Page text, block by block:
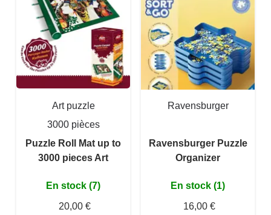
Art puzzle
3000 pièces
Puzzle Roll Mat up to
3000 pieces Art
En stock (7)
20,00 €
Ravensburger
Ravensburger Puzzle
Organizer
En stock (1)
16,00 €